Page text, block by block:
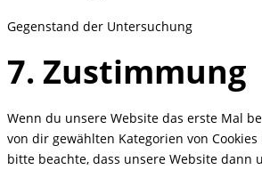
Gegenstand der Untersuchung
Consent
to
sonstiges
7. Zustimmung
Wenn du unsere Website das erste Mal
von dir gewählten Kategorien von
bitte beachte, dass unsere Website